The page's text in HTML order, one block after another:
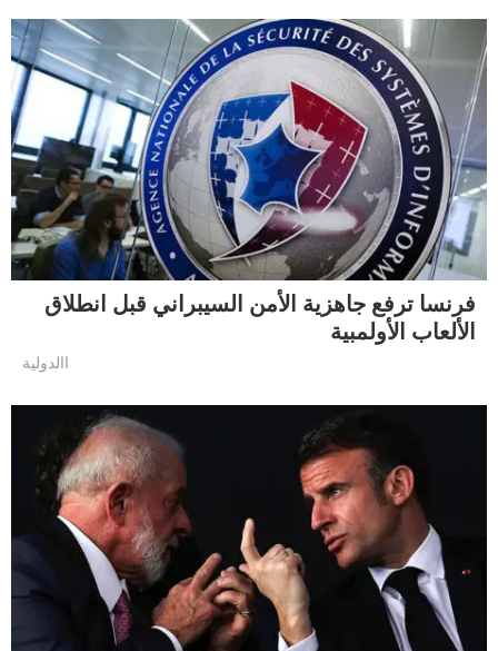
فرنسا ترفع جاهزية الأمن السيبراني قبل انطلاق
الألعاب الأولمبية
االدولية